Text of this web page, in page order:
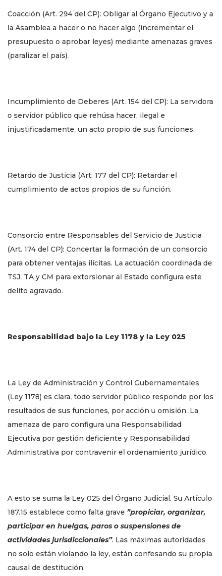
Coacción (Art. 294 del CP): Obligar al Órgano Ejecutivo y a
la Asamblea a hacer o no hacer algo (incrementar el
presupuesto o aprobar leyes) mediante amenazas graves
(paralizar el país).
Incumplimiento de Deberes (Art. 154 del CP): La servidora
o servidor público que rehúsa hacer, ilegal e
injustificadamente, un acto propio de sus funciones.
Retardo de Justicia (Art. 177 del CP): Retardar el
cumplimiento de actos propios de su función.
Consorcio entre Responsables del Servicio de Justicia
(Art. 174 del CP): Concertar la formación de un consorcio
para obtener ventajas ilícitas. La actuación coordinada de
TSJ, TA y CM para extorsionar al Estado configura este
delito agravado.
Responsabilidad bajo la Ley 1178 y la Ley 025
La Ley de Administración y Control Gubernamentales
(Ley 1178) es clara, todo servidor público responde por los
resultados de sus funciones, por acción u omisión. La
amenaza de paro configura una Responsabilidad
Ejecutiva por gestión deficiente y Responsabilidad
Administrativa por contravenir el ordenamiento jurídico.
A esto se suma la Ley 025 del Órgano Judicial. Su Artículo
187.15 establece como falta grave ”propiciar, organizar,
participar en huelgas, paros o suspensiones de
actividades jurisdiccionales”. Las máximas autoridades
no solo están violando la ley, están confesando su propia
causal de destitución.